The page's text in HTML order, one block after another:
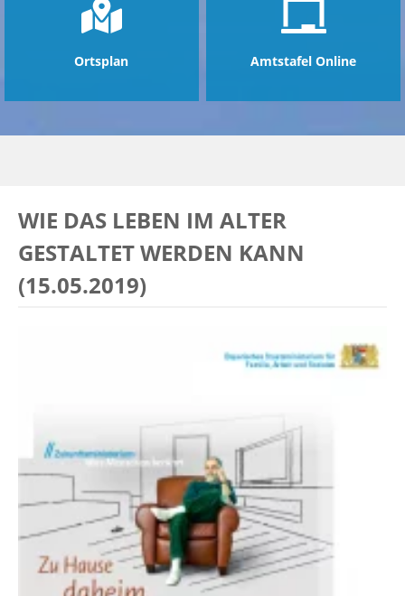
Ortsplan Amtstafel Online
WIE DAS LEBEN IM ALTER
GESTALTET WERDEN KANN
(15.05.2019)